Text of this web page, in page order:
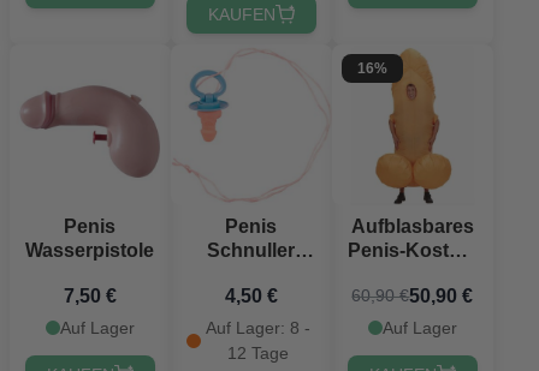
KAUFEN
Penis
Wasserpistole
7,50 €
Auf Lager
Penis
Schnuller
4,50 €
Auf Lager: 8 -
12 Tage
16%
Aufblasbares
Penis-Kostüm
Einheitsgröße
60,90 €50,90 €
Auf Lager